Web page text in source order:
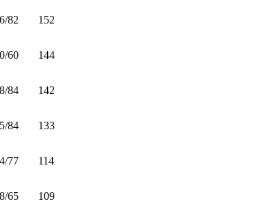
82 152
60 144
84 142
84 133
77 114
65 109